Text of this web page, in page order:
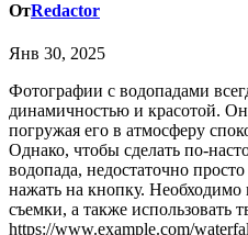
ОтRedactor
Янв 30, 2025
Фотографии с водопадами всегда привлекают внимание своей
динамичностью и красотой.
погружая его в атмосферу
Однако, чтобы сделать по-
водопада, недостаточно
нажать на кнопку. Необходимо
съемки, а также использовать
https://www.example.com/